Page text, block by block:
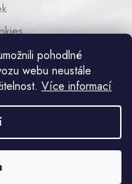
pohodlné
webu neustále
Více informací
s.r.o.
Praha